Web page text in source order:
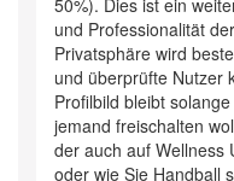
und Professionalität
Privatsphäre wird
und überprüfte Nutzer
Profilbild bleibt
jemand freischalten
der auch auf Wellness
oder wie Sie Handball